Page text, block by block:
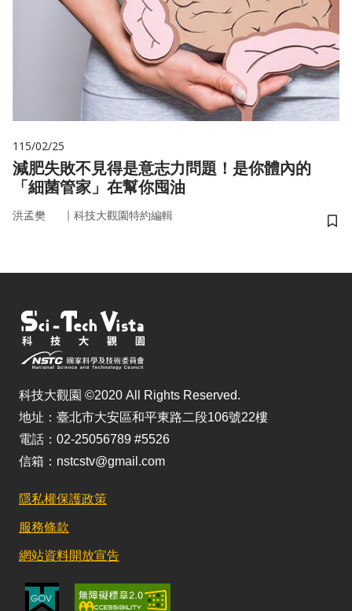
115/02/25
減肥失敗不見得是意志力問題！是你體內的
「細菌管家」在幫你囤油
洪孟樊 ｜ 科技大觀園特約編輯
儲
科技大觀園 ©2020 All Rights Reserved.
地址：臺北市大安區和平東路二段106號22樓
電話：02-25056789 #5526
信箱：nstcstv@gmail.com
隱私權保護政策
服務條款
網站資料開放宣告